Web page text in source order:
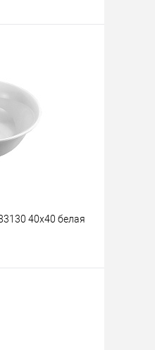
К сравнению
В наличии
40х40 белая